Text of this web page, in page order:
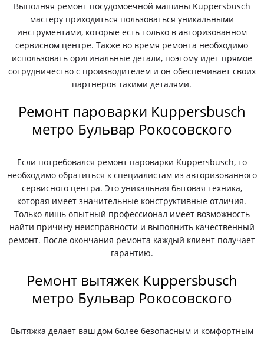
Выполняя ремонт посудомоечной машины Kuppersbusch
мастеру приходиться пользоваться уникальными
инструментами, которые есть только в авторизованном
сервисном центре. Также во время ремонта необходимо
использовать оригинальные детали, поэтому идет прямое
сотрудничество с производителем и он обеспечивает своих
партнеров такими деталями.
Ремонт пароварки Kuppersbusch
метро Бульвар Рокосовского
Если потребовался ремонт пароварки Kuppersbusch, то
необходимо обратиться к специалистам из авторизованного
сервисного центра. Это уникальная бытовая техника,
которая имеет значительные конструктивные отличия.
Только лишь опытный профессионал имеет возможность
найти причину неисправности и выполнить качественный
ремонт. После окончания ремонта каждый клиент получает
гарантию.
Ремонт вытяжек Kuppersbusch
метро Бульвар Рокосовского
Вытяжка делает ваш дом более безопасным и комфортным